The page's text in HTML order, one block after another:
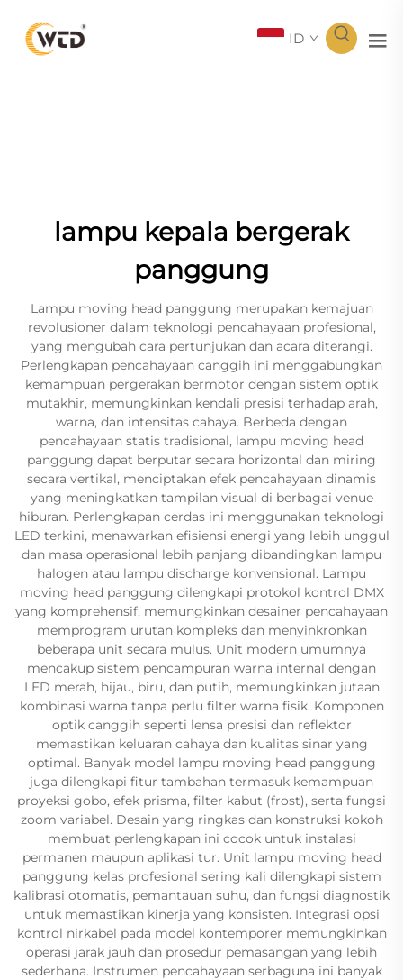
ID
lampu kepala bergerak
panggung
Lampu moving head panggung merupakan kemajuan
revolusioner dalam teknologi pencahayaan profesional,
yang mengubah cara pertunjukan dan acara diterangi.
Perlengkapan pencahayaan canggih ini menggabungkan
kemampuan pergerakan bermotor dengan sistem optik
mutakhir, memungkinkan kendali presisi terhadap arah,
warna, dan intensitas cahaya. Berbeda dengan
pencahayaan statis tradisional, lampu moving head
panggung dapat berputar secara horizontal dan miring
secara vertikal, menciptakan efek pencahayaan dinamis
yang meningkatkan tampilan visual di berbagai venue
hiburan. Perlengkapan cerdas ini menggunakan teknologi
LED terkini, menawarkan efisiensi energi yang lebih unggul
dan masa operasional lebih panjang dibandingkan lampu
halogen atau lampu discharge konvensional. Lampu
moving head panggung dilengkapi protokol kontrol DMX
yang komprehensif, memungkinkan desainer pencahayaan
memprogram urutan kompleks dan menyinkronkan
beberapa unit secara mulus. Unit modern umumnya
mencakup sistem pencampuran warna internal dengan
LED merah, hijau, biru, dan putih, memungkinkan jutaan
kombinasi warna tanpa perlu filter warna fisik. Komponen
optik canggih seperti lensa presisi dan reflektor
memastikan keluaran cahaya dan kualitas sinar yang
optimal. Banyak model lampu moving head panggung
juga dilengkapi fitur tambahan termasuk kemampuan
proyeksi gobo, efek prisma, filter kabut (frost), serta fungsi
zoom variabel. Desain yang ringkas dan konstruksi kokoh
membuat perlengkapan ini cocok untuk instalasi
permanen maupun aplikasi tur. Unit lampu moving head
panggung kelas profesional sering kali dilengkapi sistem
kalibrasi otomatis, pemantauan suhu, dan fungsi diagnostik
untuk memastikan kinerja yang konsisten. Integrasi opsi
kontrol nirkabel pada model kontemporer memungkinkan
operasi jarak jauh dan prosedur pemasangan yang lebih
sederhana. Instrumen pencahayaan serbaguna ini banyak